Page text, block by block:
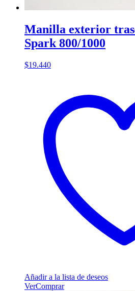
Manilla exterior
Spark 800/1000
$19.440
Añadir a la lista de deseos
VerComprar